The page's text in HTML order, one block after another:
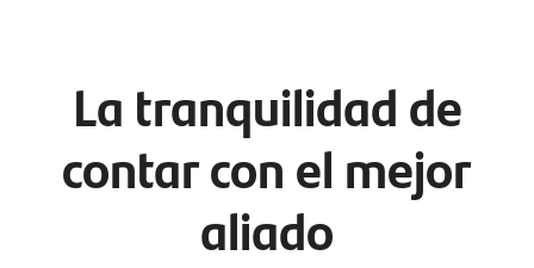
La tranquilidad de
contar con el mejor
aliado